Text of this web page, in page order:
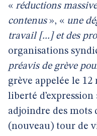
« réductions
contenus», « une
travail [...] et des
organisations
préavis de grève
grève appelée le
liberté d’expression
adjoindre des mots
(nouveau) tour de